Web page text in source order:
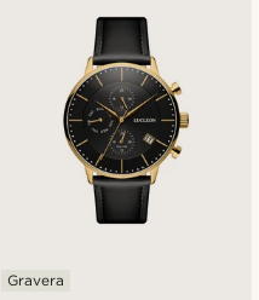
Gravera